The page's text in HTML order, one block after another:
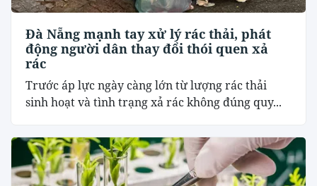
Đà Nẵng mạnh tay xử lý rác thải, phát
động người dân thay đổi thói quen xả
rác
Trước áp lực ngày càng lớn từ lượng rác thải
sinh hoạt và tình trạng xả rác không đúng quy...